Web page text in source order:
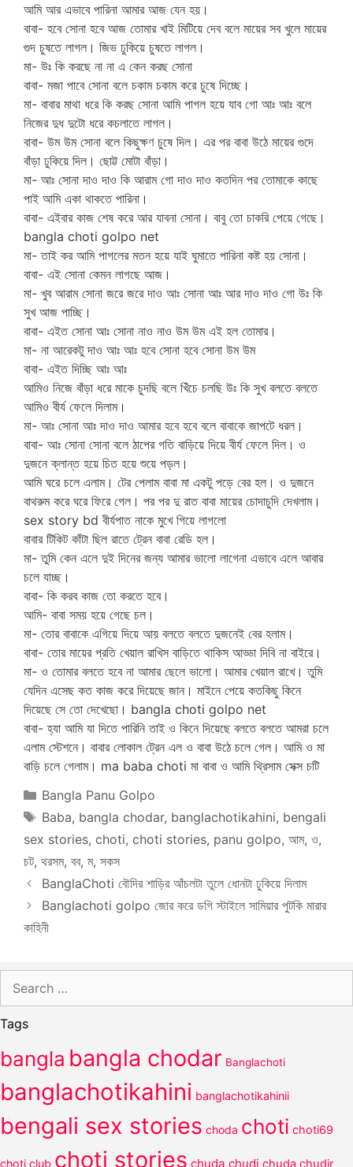
আমি আর এভাবে পারিনা আমার আজ যেন হয়।
বাবা- হবে সোনা হবে আজ তোমার খাই মিটিয়ে দেব বলে মায়ের সব খুলে মায়ের
গুদ চুষতে লাগল। জিভ ঢুকিয়ে চুষতে লাগল।
মা- উঃ কি করছে না না এ কেন করছ সোনা
বাবা- মজা পাবে সোনা বলে চকাম চকাম করে চুষে দিচ্ছে।
মা- বাবার মাথা ধরে কি করছ সোনা আমি পাগল হয়ে যাব গো আঃ আঃ বলে
নিজের দুধ দুটো ধরে কচলাতে লাগল।
বাবা- উম উম সোনা বলে কিছুক্ষণ চুষে দিল। এর পর বাবা উঠে মায়ের গুদে
বাঁড়া ঢুকিয়ে দিল। ছোট্ট মোটা বাঁড়া।
মা- আঃ সোনা দাও দাও কি আরাম গো দাও দাও কতদিন পর তোমাকে কাছে
পাই আমি একা থাকতে পারিনা।
বাবা- এইবার কাজ শেষ করে আর যাবনা সোনা। বাবু তো চাকরি পেয়ে গেছে।
bangla choti golpo net
মা- তাই কর আমি পাগলের মতন হয়ে যাই ঘুমাতে পারিনা কষ্ট হয় সোনা।
বাবা- এই সোনা কেমন লাগছে আজ।
মা- খুব আরাম সোনা জরে জরে দাও আঃ সোনা আঃ আর দাও দাও গো উঃ কি
সুখ আজ পাচ্ছি।
বাবা- এইত সোনা আঃ সোনা নাও নাও উম উম এই হল তোমার।
মা- না আরেকটু দাও আঃ আঃ হবে সোনা হবে সোনা উম উম
বাবা- এইত দিচ্ছি আঃ আঃ
আমিও নিজে বাঁড়া ধরে মাকে চুদছি বলে খিঁচে চলছি উঃ কি সুখ বলতে বলতে
আমিও বীর্য ফেলে দিলাম।
মা- আঃ সোনা আঃ দাও দাও আমার হবে হবে বলে বাবাকে জাপটে ধরল।
বাবা- আঃ সোনা সোনা বলে ঠাপের গতি বাড়িয়ে দিয়ে বীর্য ফেলে দিল। ও
দুজনে ক্লান্ত হয়ে চিত হয়ে শুয়ে পড়ল।
আমি ঘরে চলে এলাম। টের পেলাম বাবা মা একটু পড়ে বের হল। ও দুজনে
বাথরুম করে ঘরে ফিরে গেল। পর পর দু রাত বাবা মায়ের চোদাচুদি দেখলাম।
sex story bd বীর্যপাত নাকে মুখে গিয়ে লাগলো
বাবার টিকিট কাঁটা ছিল রাতে ট্রেন বাবা রেডি হল।
মা- তুমি কেন এলে দুই দিনের জন্য আমার ভালো লাগেনা এভাবে এলে আবার
চলে যাচ্ছ।
বাবা- কি করব কাজ তো করতে হবে।
আমি- বাবা সময় হয়ে গেছে চল।
মা- তোর বাবাকে এগিয়ে দিয়ে আয় বলতে বলতে দুজনেই বের হলাম।
বাবা- তোর মায়ের প্রতি খেয়াল রাখিস বাড়িতে থাকিস আড্ডা দিবি না বাইরে।
মা- ও তোমার বলতে হবে না আমার ছেলে ভালো। আমার খেয়াল রাখে। তুমি
যেদিন এসেছ কত কাজ করে দিয়েছে জান। মাইনে পেয়ে কতকিছু কিনে
দিয়েছে সে তো দেখেছো। bangla choti golpo net
বাবা- হ্যা আমি যা দিতে পারিনি তাই ও কিনে দিয়েছে বলতে বলতে আমরা চলে
এলাম স্টেশনে। বাবার লোকাল ট্রেন এল ও বাবা উঠে চলে গেল। আমি ও মা
বাড়ি চলে গেলাম। ma baba choti মা বাবা ও আমি থ্রিসাম সেক্স চটি
Categories
Bangla Panu Golpo
Tags
Baba, bangla chodar, banglachotikahini, bengali
sex stories, choti, choti stories, panu golpo, আম, ও,
চট, থরসম, বব, ম, সকস
BanglaChoti বৌদির শাড়ির আঁচলটা তুলে ধোনটা ঢুকিয়ে দিলাম
Banglachoti golpo জোর করে ডগি স্টাইলে সামিয়ার পুটকি মারার
কাহিনী
for:
Tags
bangla bangla chodar Banglachoti
banglachotikahini banglachotikahinii
bengali sex stories choda choti choti69
choti club choti stories chuda chudi chuda chudir